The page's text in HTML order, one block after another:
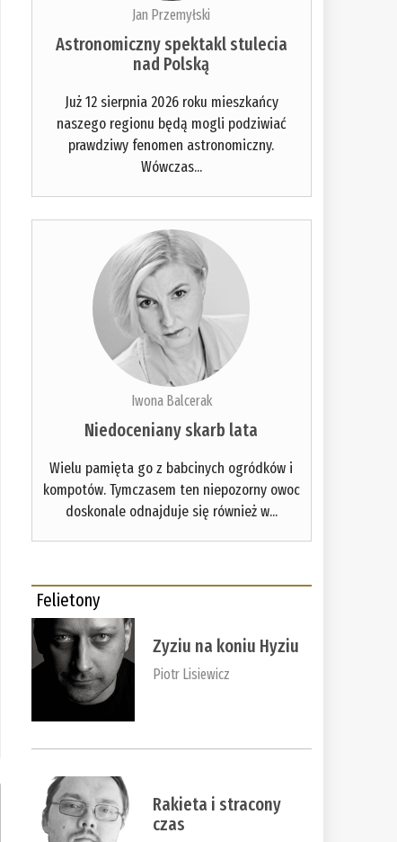
Jan Przemyłski
Astronomiczny spektakl stulecia
nad Polską
Już 12 sierpnia 2026 roku mieszkańcy
naszego regionu będą mogli podziwiać
prawdziwy fenomen astronomiczny.
Wówczas...
Iwona Balcerak
Niedoceniany skarb lata
Wielu pamięta go z babcinych ogródków i
kompotów. Tymczasem ten niepozorny owoc
doskonale odnajduje się również w...
Felietony
Zyziu na koniu Hyziu
Piotr Lisiewicz
Rakieta i stracony
czas